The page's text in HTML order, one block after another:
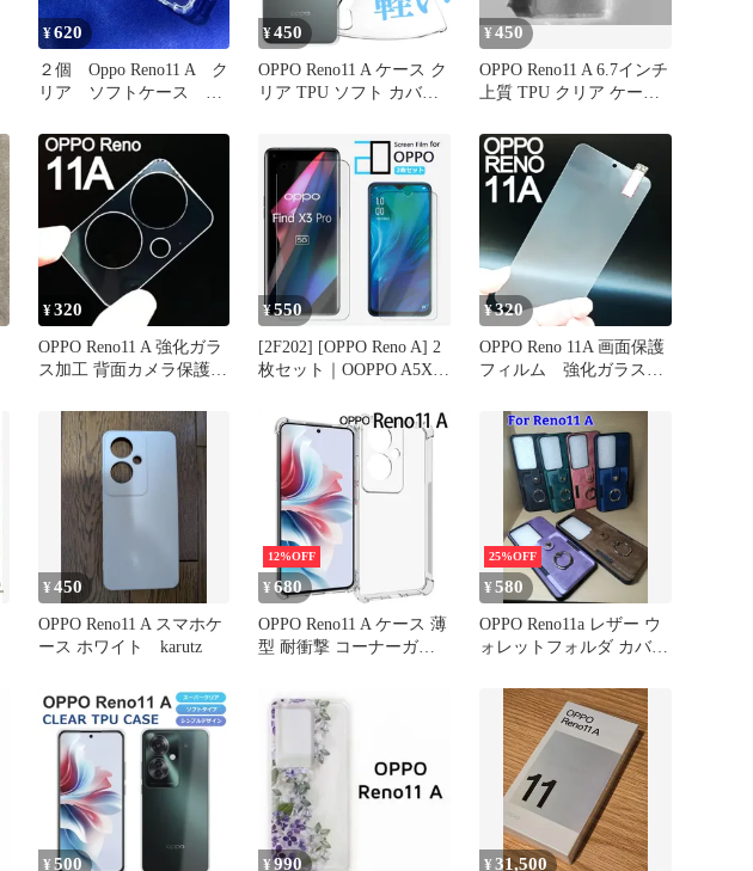
¥620
２個 Oppo Reno11 A ク
リア ソフトケース
¥450
OPPO Reno11 A ケース ク
リア TPU ソフト カバー
収 透明 クリア シリコン
耐衝撃 保護
¥450
OPPO Reno11 A 6.7インチ
上質 TPU クリア ケース
¥320
OPPO Reno11 A 強化ガラ
ス加工 背面カメラ保護フ
¥550
[2F202] [OPPO Reno A] 2
枚セット｜OOPPO A5X
Reno13 A A3 5G A402OP
Find X8 A79 5Gフィルム
Reno11 F 5G Reno 10 Pro
5G フ
¥320
OPPO Reno 11A 画面保護
フィルム 強化ガラス加
¥450
OPPO Reno11 A スマホケ
ース ホワイト karutz
12%OFF
¥ 680
OPPO Reno11 A ケース 薄
型 耐衝撃 コーナーガー
25%OFF
¥580
OPPO Reno11a レザー ウ
ォレットフォルダ カバー
¥ 500 ¥990 ¥31,500